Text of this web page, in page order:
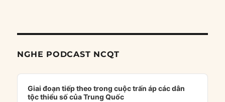
NGHE PODCAST NCQT
Audio
Player
Giai đoạn tiếp theo trong cuộc trấn áp các dân
tộc thiểu số của Trung Quốc